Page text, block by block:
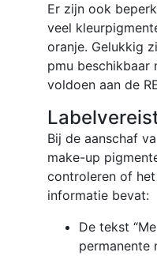
Er zijn ook
veel
oranje. Gelukkig
pmu beschikbaar
voldoen aan de
Bij de aanschaf
make-up
controleren of
informatie bevat:
De tekst
permanente